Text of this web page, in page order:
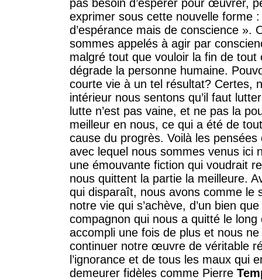
pas besoin d’espérer pour œuvrer,
exprimer sous cette nouvelle forme
d’espérance mais de conscience ».
sommes appelés à agir par
malgré tout que vouloir la fin de
dégrade la personne humaine.
courte vie à un tel résultat? Certes,
intérieur nous sentons qu’il faut
lutte n’est pas vaine, et ne pas la
meilleur en nous, ce qui a été de
cause du progrès. Voilà les
avec lequel nous sommes venus ici
une émouvante fiction qui voudrait
nous quittent la partie la meilleure.
qui disparaît, nous avons comme le
notre vie qui s’achève, d’un bien
compagnon qui nous a quitté le long
accompli une fois de plus et nous
continuer notre œuvre de véritable
l’ignorance et de tous les maux qui
demeurer fidèles comme Pierre